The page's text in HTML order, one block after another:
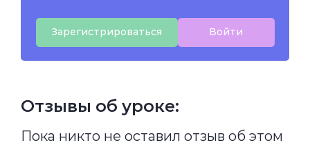
Зарегистрироваться Войти
Отзывы об уроке:
Пока никто не оставил отзыв об этом